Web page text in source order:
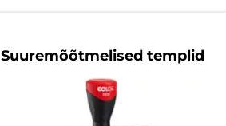
Suuremõõtmelised templid